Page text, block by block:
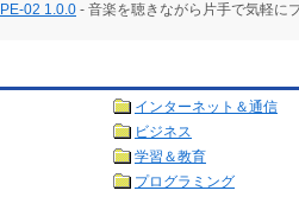
02 1.0.0 - 音楽を聴きながら片手で気軽に
インターネット＆通信
ビジネス
学習＆教育
プログラミング